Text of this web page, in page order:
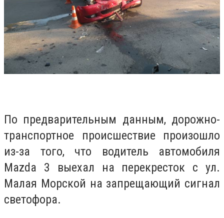
По предварительным данным, дорожно-
транспортное происшествие произошло
из-за того, что водитель автомобиля
Mazda 3 выехал на перекресток с ул.
Малая Морской на запрещающий сигнал
светофора.